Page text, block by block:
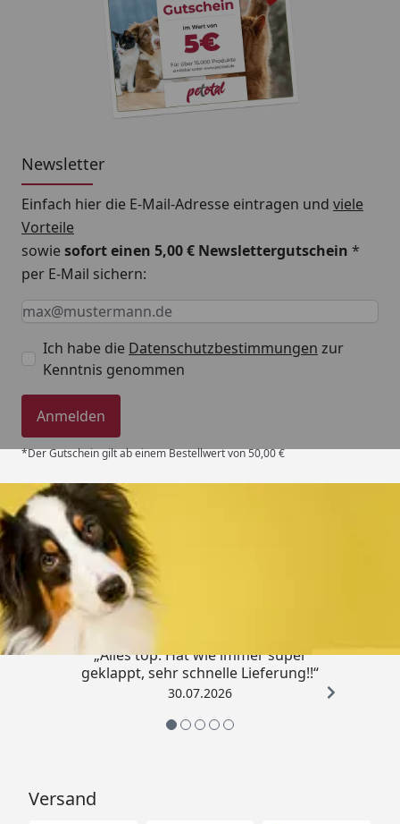
ohne Soja und ohne Farbstoffe
Gewicht bis 7 kg: ca. 400g pro Tag, bei 16 kg: ca. 800g
pro Tag. Der tägliche Bedarf variiert nach Alter,
Aktivität und Rasse.
Newsletter
Einfach hier die E-Mail-Adresse eintragen und viele
Vorteile
sowiesofort einen 5,00 € Newslettergutschein *
per E-Mail sichern:
Keine Eingabe erforderlich
Eingabe erforderlich
E-Mail *
Ich habe die Datenschutzbestimmungen zur
Kenntnis genommen
Anmelden
*Der Gutschein gilt ab einem Bestellwert von 50,00 €
Trusted Shops
„Alles top. Hat wie immer super
geklappt, sehr schnelle Lieferung!!“
30.07.2026
Versand